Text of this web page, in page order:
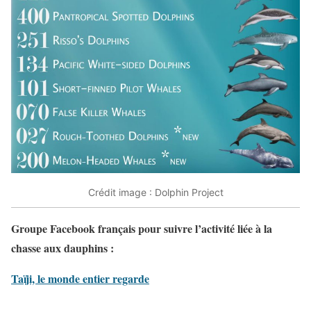
Crédit image : Dolphin Project
Groupe Facebook français pour suivre l’activité liée à la
chasse aux dauphins :
Taïji, le monde entier regarde